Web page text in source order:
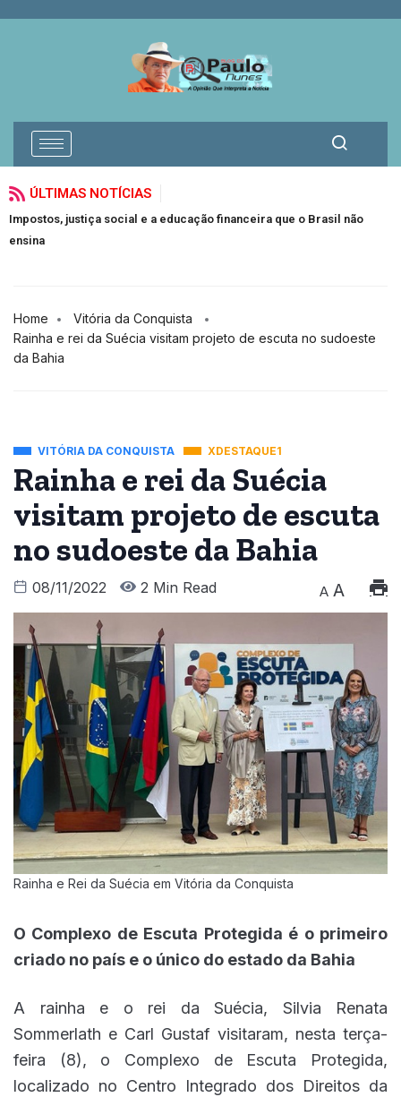
ÚLTIMAS NOTÍCIAS
justiça social e a educação financeira que o Brasil não
O
Home
Vitória da Conquista
Rainha e rei da Suécia visitam projeto de escuta no sudoeste
da Bahia
VITÓRIA DA CONQUISTA XDESTAQUE1
Rainha e rei da Suécia
visitam projeto de escuta
no sudoeste da Bahia
08/11/2022 2 Min Read A A
Rainha e Rei da Suécia em Vitória da Conquista
O Complexo de Escuta Protegida é o primeiro
criado no país e o único do estado da Bahia
A rainha e o rei da Suécia, Silvia Renata
Sommerlath e Carl Gustaf visitaram, nesta terça-
feira (8), o Complexo de Escuta Protegida,
localizado no Centro Integrado dos Direitos da